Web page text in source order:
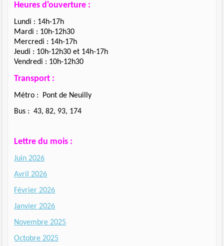
Heures d'ouverture :
Lundi : 14h-17h
Mardi : 10h-12h30
Mercredi : 14h-17h
Jeudi : 10h-12h30 et 14h-17h
Vendredi : 10h-12h30
Transport :
Métro : Pont de Neuilly
Bus : 43, 82, 93, 174
Lettre du mois :
Juin 2026
Avril 2026
Février 2026
Janvier 2026
Novembre 2025
Octobre 2025